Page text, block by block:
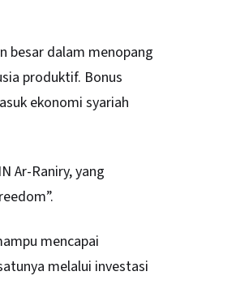
besar dalam menopang
produktif. Bonus
ekonomi syariah
Ar-Raniry, yang
mencapai
melalui investasi